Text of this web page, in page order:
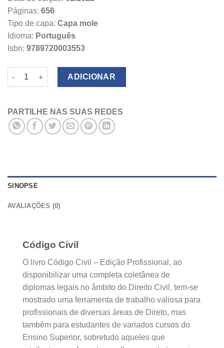
Páginas: 656
Tipo de capa: Capa mole
Idioma: Português
Isbn: 9789720003553
Quantidade de Código Civil
ADICIONAR
PARTILHE NAS SUAS REDES
SINOPSE
AVALIAÇÕES (0)
Código Civil
O livro Código Civil – Edição Profissional, ao
disponibilizar uma completa coletânea de
diplomas legais no âmbito do Direito Civil, tem-se
mostrado uma ferramenta de trabalho valiosa para
profissionais de diversas áreas de Direto, mas
também para estudantes de variados cursos do
Ensino Superior, sobretudo aqueles que